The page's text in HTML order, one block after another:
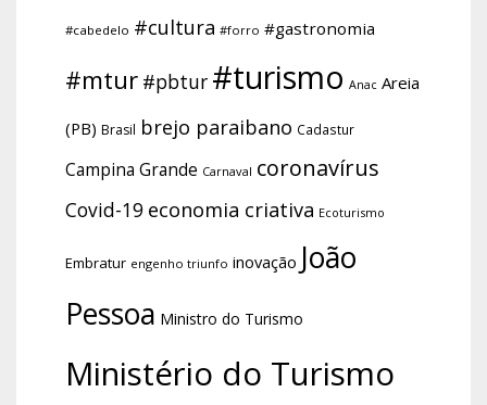
#cabedelo #cultura #forro #gastronomia
#mtur #pbtur #turismo Anac Areia
(PB) Brasil brejo paraibano Cadastur
Campina Grande Carnaval coronavírus
Covid-19 economia criativa Ecoturismo
Embratur engenho triunfo inovação João
Pessoa Ministro do Turismo
Ministério do Turismo